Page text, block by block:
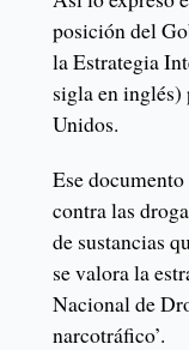
posición del
la Estrategia
sigla en inglés)
Unidos.
Ese
contra las
de sustancias
se valora la
Nacional de
narcotráfico’.